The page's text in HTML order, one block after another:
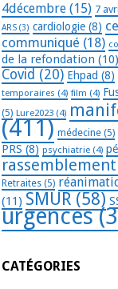
4décembre (15) 7 avril
ARS (3) cardiologie (8)
communiqué (18)
de la refondation (10)
Covid (20) Ehpad (8)
temporaires (4) film (4)
(5) Lure2023 (4)
(411) médecine (5)
PRS (8) psychiatrie (4)
rassemblement
Retraites (5)
(11) SMUR (58)
urgences
CATÉGORIES